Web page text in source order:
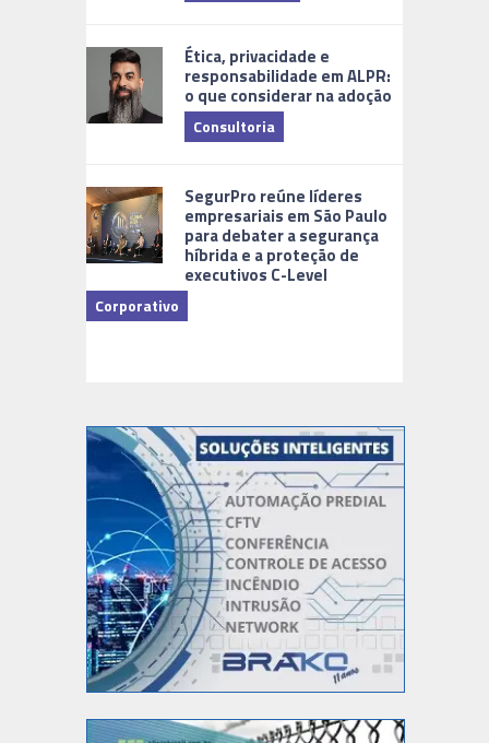
Ética, privacidade e
responsabilidade em ALPR:
o que considerar na adoção
Consultoria
SegurPro reúne líderes
empresariais em São Paulo
para debater a segurança
híbrida e a proteção de
executivos C-Level
Corporativo